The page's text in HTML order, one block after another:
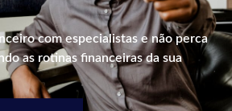
com especialistas e não perca
as rotinas financeiras da sua